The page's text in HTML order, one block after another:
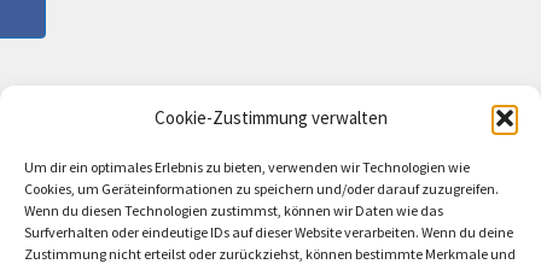
Cookie-Zustimmung verwalten
Um dir ein optimales Erlebnis zu bieten, verwenden wir Technologien wie
Cookies, um Geräteinformationen zu speichern und/oder darauf zuzugreifen.
Wenn du diesen Technologien zustimmst, können wir Daten wie das
Surfverhalten oder eindeutige IDs auf dieser Website verarbeiten. Wenn du deine
Zustimmung nicht erteilst oder zurückziehst, können bestimmte Merkmale und